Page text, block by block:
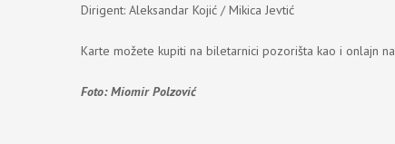
Dirigent: Aleksandar Kojić / Mikica Jevtić
Karte možete kupiti na biletarnici pozorišta kao i onlajn na
Foto: Miomir Polzović